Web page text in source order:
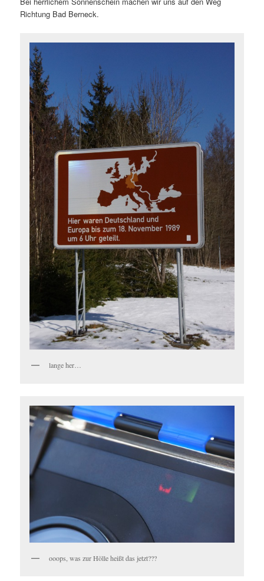
Richtung Bad Berneck.
lange her…
ooops, was zur Hölle heißt das jetzt???